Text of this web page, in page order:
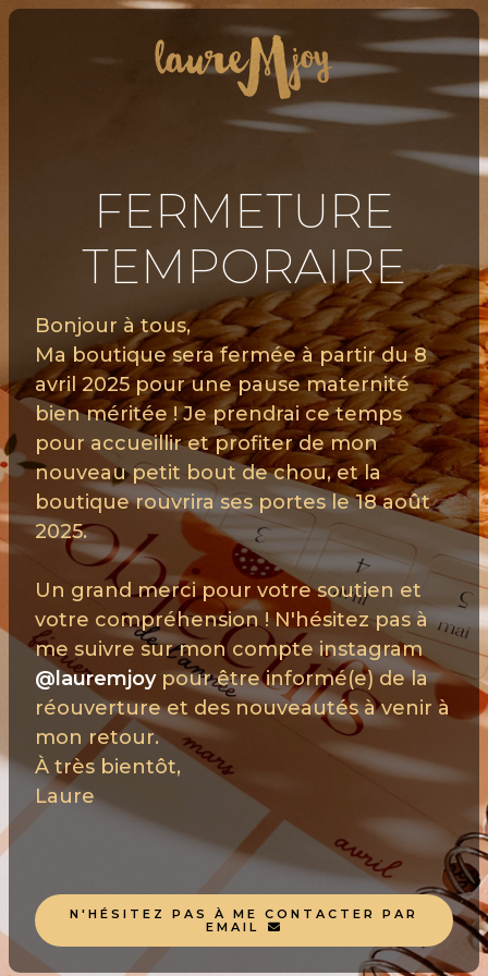
FERMETURE
TEMPORAIRE
Bonjour à tous,
Ma boutique sera fermée à partir du 8
avril 2025 pour une pause maternité
bien méritée ! Je prendrai ce temps
pour accueillir et profiter de mon
nouveau petit bout de chou, et la
boutique rouvrira ses portes le 18 août
2025.
Un grand merci pour votre soutien et
votre compréhension ! N'hésitez pas à
me suivre sur mon compte instagram
@lauremjoypour être informé(e) de la
réouverture et des nouveautés à venir à
mon retour.
À très bientôt,
Laure
N'HÉSITEZ PAS À ME CONTACTER PAR
EMAIL